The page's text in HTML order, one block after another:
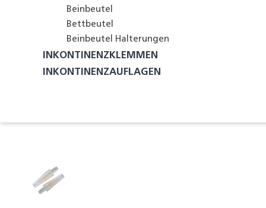
Beinbeutel
Bettbeutel
Beinbeutel Halterungen
INKONTINENZKLEMMEN
INKONTINENZAUFLAGEN